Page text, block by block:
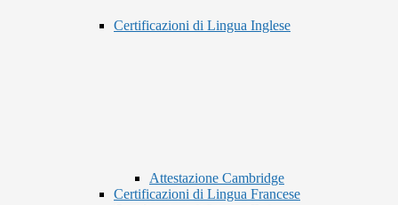
Certificazioni di Lingua Inglese
Attestazione Cambridge
Certificazioni di Lingua Francese